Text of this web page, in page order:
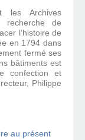
les Archives
de
l’histoire de
en 1794 dans
fermé ses
bâtiments est
confection et
Philippe